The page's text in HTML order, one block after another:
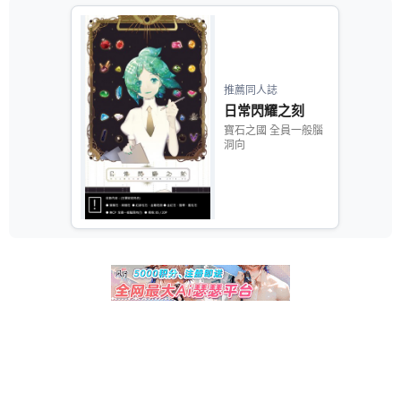
推薦同人誌
日常閃耀之刻
寶石之國 全員一般腦
洞向